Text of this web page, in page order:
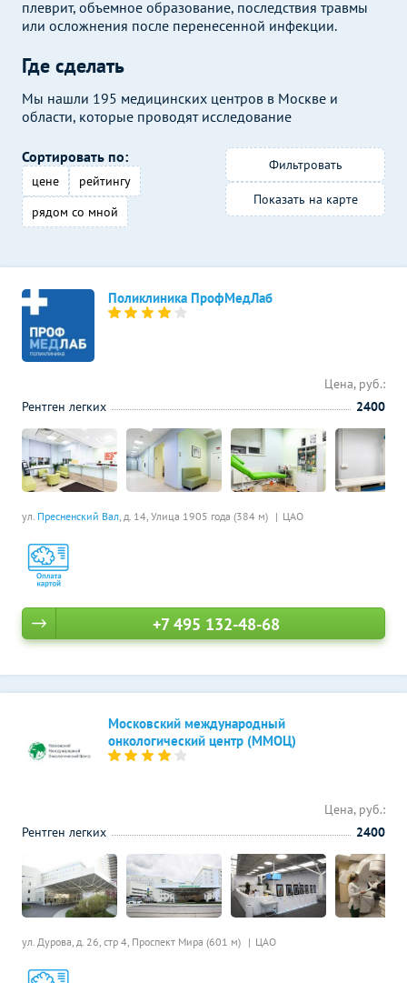
Где сделать
Мы нашли 195 медицинских центров в Москве и
области, которые проводят исследование
Сортировать по:
цене
рейтингу
рядом со мной
Фильтровать
Показать на карте
плеврит, объемное образование, последствия травмы
или осложнения после перенесенной инфекции.
Поликлиника ПрофМедЛаб
ул. Пресненский Вал, д. 14, Улица 1905 года (384 м) ЦАО
Цена, руб.:
Рентген легких
2400
+7 495 132-48-68
Московский международный
онкологический центр (ММОЦ)
ул. Дурова, д. 26, стр 4, Проспект Мира (601 м) ЦАО
Цена, руб.:
Рентген легких
2400